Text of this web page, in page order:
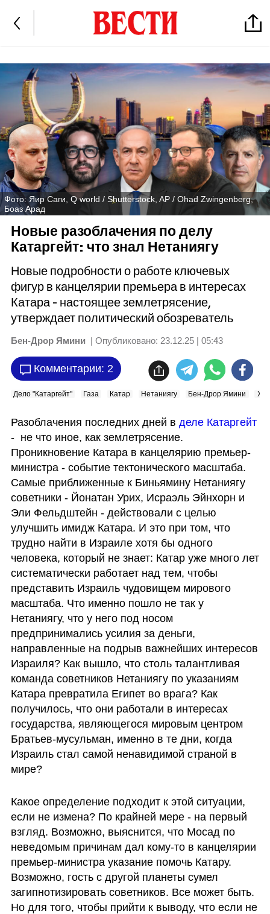
Фото: Яир Саги, Q world / Shutterstock, AP / Ohad Zwingenberg,
Боаз Арад
Новые разоблачения по делу
Катаргейт: что знал Нетаниягу
Новые подробности о работе ключевых
фигур в канцелярии премьера в интересах
Катара - настоящее землетрясение,
утверждает политический обозреватель
Бен-Дрор Ямини | Опубликовано: 23.12.25 | 05:43
Комментарии: 2
Дело "Катаргейт" Газа Катар Нетаниягу Бен-Дрор Ямини
Разоблачения последних дней в деле Катаргейт
-  не что иное, как землетрясение.
Проникновение Катара в канцелярию премьер-
министра - событие тектонического масштаба.
Самые приближенные к Биньямину Нетаниягу
советники - Йонатан Урих, Исраэль Эйнхорн и
Эли Фельдштейн - действовали с целью
улучшить имидж Катара. И это при том, что
трудно найти в Израиле хотя бы одного
человека, который не знает: Катар уже много лет
систематически работает над тем, чтобы
представить Израиль чудовищем мирового
масштаба. Что именно пошло не так у
Нетаниягу, что у него под носом
предпринимались усилия за деньги,
направленные на подрыв важнейших интересов
Израиля? Как вышло, что столь талантливая
команда советников Нетаниягу по указаниям
Катара превратила Египет во врага? Как
получилось, что они работали в интересах
государства, являющегося мировым центром
Братьев-мусульман, именно в те дни, когда
Израиль стал самой ненавидимой страной в
мире?
Какое определение подходит к этой ситуации,
если не измена? По крайней мере - на первый
взгляд. Возможно, выяснится, что Мосад по
неведомым причинам дал кому-то в канцелярии
премьер-министра указание помочь Катару.
Возможно, гость с другой планеты сумел
загипнотизировать советников. Все может быть.
Но для того, чтобы прийти к выводу, что если не